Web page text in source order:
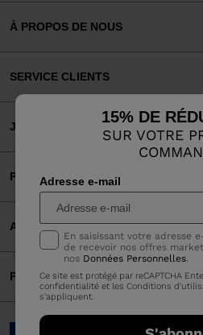
15% DE
SUR VOTRE
Adresse e-mail
En saisissant votre adresse
de recevoir nos offres
nos Données Personnelles.
Ce site est protégé par reCAPTCHA
confidentialité et lesConditions
s'appliquent.
À PROPOS DE NOUS
SERVICE CLIENTS
JURIDIQUE
PAIEMENTS ACCEPTÉS
APPLI
PARTENAIRES